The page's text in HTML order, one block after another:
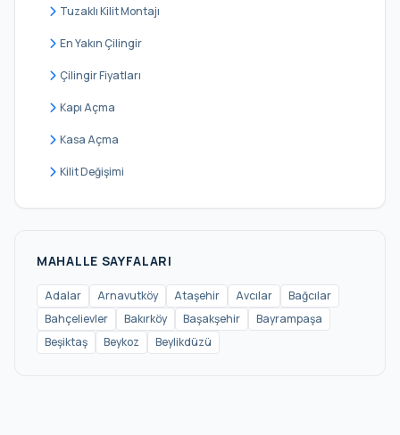
Pendik
Sancaktepe
Sarıyer
Silivri
Tuzaklı Kilit Montajı
En Yakın Çilingir
Çilingir Fiyatları
Kapı Açma
Kasa Açma
Kilit Değişimi
MAHALLE SAYFALARI
Adalar Arnavutköy Ataşehir Avcılar
Bağcılar
Bahçelievler
Bakırköy Başakşehir
Bayrampaşa
Beşiktaş
Beykoz Beylikdüzü